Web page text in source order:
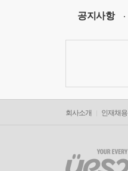
공지사항
회사소개 인재채용